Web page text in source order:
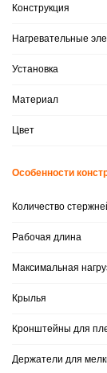
Конструкция
Нагревательные
Установка
Материал
Цвет
Особенности
Количество
Рабочая длина
Максимальная
Крылья
Кронштейны для
Держатели для